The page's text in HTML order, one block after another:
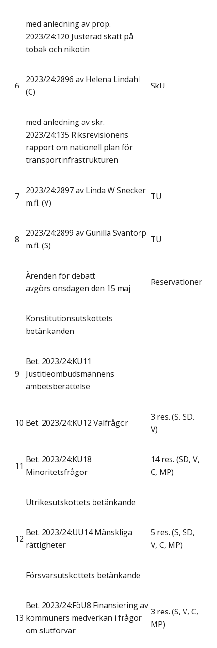
med anledning av prop.
2023/24:120 Justerad skatt på
tobak och nikotin
6
2023/24:2896 av Helena Lindahl
(C)
SkU
med anledning av skr.
2023/24:135 Riksrevisionens
rapport om nationell plan för
transportinfrastrukturen
7
2023/24:2897 av Linda W Snecker
m.fl. (V)
TU
8
2023/24:2899 av Gunilla Svantorp
m.fl. (S)
TU
Ärenden för debatt
avgörs onsdagen den 15 maj
Reservationer
Konstitutionsutskottets
betänkanden
9
Bet. 2023/24:KU11
Justitieombudsmännens
ämbetsberättelse
10 Bet. 2023/24:KU12 Valfrågor
3 res. (S, SD,
V)
11
Bet. 2023/24:KU18
Minoritetsfrågor
14 res. (SD, V,
C, MP)
Utrikesutskottets betänkande
12
Bet. 2023/24:UU14 Mänskliga
rättigheter
5 res. (S, SD,
V, C, MP)
Försvarsutskottets betänkande
13
Bet. 2023/24:FöU8 Finansiering av
kommuners medverkan i frågor
om slutförvar
3 res. (S, V, C,
MP)